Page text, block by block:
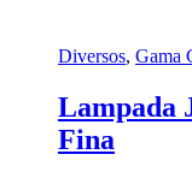
Diversos, Gama
Lampada
Fina